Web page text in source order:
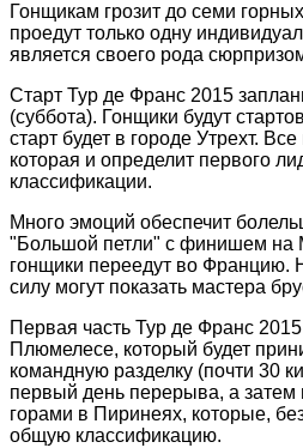
Гонщикам грозит до семи
проедут только одну
является своего рода
Старт Тур де Франс 2015
(суббота). Гонщики будут
старт будет в городе Утрехт.
которая и определит первого
классификации.
Много эмоций обеспечит
"Большой петли" с финишем
гонщики переедут во Францию.
силу могут показать мастера
Первая часть Тур де Франс
Плюмелесе, который будет
командную разделку (почти 30
первый день перерыва, а затем
горами в Пиринеях, которые,
общую классификацию.